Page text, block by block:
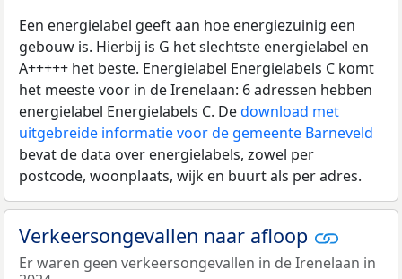
Een energielabel geeft aan hoe energiezuinig een
gebouw is. Hierbij is G het slechtste energielabel en
A+++++ het beste. Energielabel Energielabels C komt
het meeste voor in de Irenelaan: 6 adressen hebben
energielabel Energielabels C. Dedownload met
uitgebreide informatie voor de gemeente Barneveld
bevat de data over energielabels, zowel per
postcode, woonplaats, wijk en buurt als per adres.
Verkeersongevallen naar afloop
Er waren geen verkeersongevallen in de Irenelaan in